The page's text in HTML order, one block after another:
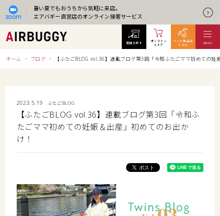
暑い夏でもおうちから気軽に来店。
エアバギー直営店のオンライン接客サービス
ホーム ブログ 【ふたごBLOG vol.36】連載ブログ第3回「令和ふたごママ初めての妊
2023.5.19 ふたごBLOG
【ふたごBLOG vol.36】連載ブログ第3回「令和ふ
たごママ初めての妊娠＆出産」初めてのお出か
け！
店舗を探す
オンライン
ストア
ペット製品は
こちら
MENU